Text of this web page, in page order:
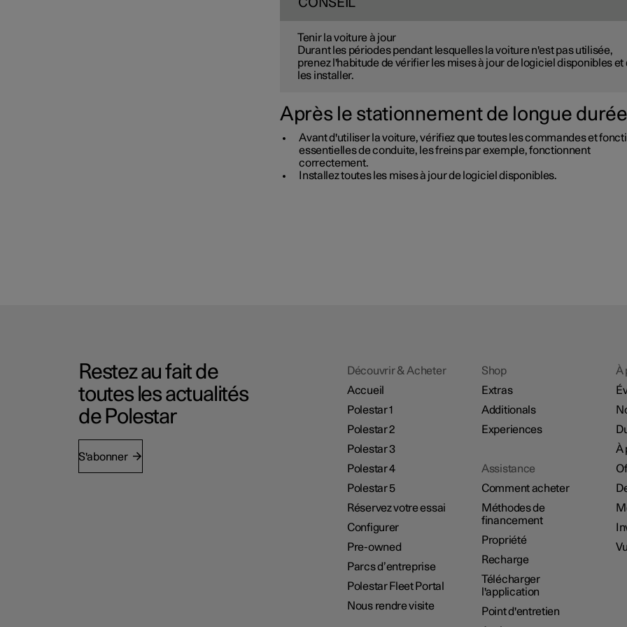
CONSEIL
Tenir la voiture à jour
Durant les périodes pendant lesquelles la voiture n'est pas utilisée,
prenez l'habitude de vérifier les mises à jour de logiciel disponibles et
les installer.
Après le stationnement de longue durée
Avant d'utiliser la voiture, vérifiez que toutes les commandes et
essentielles de conduite, les freins par exemple, fonctionnent
correctement.
Installez toutes les mises à jour de logiciel disponibles.
Restez au fait de
toutes les actualités
de Polestar
S'abonner
Découvrir & Acheter
Accueil
Polestar 1
Polestar 2
Polestar 3
Polestar 4
Polestar 5
Réservez votre essai
Configurer
Pre-owned
Parcs d’entreprise
Polestar Fleet Portal
Nous rendre visite
Shop
Extras
Additionals
Experiences
Assistance
Comment acheter
Méthodes de
financement
Propriété
Recharge
Télécharger
l'application
Point d'entretien
À
À